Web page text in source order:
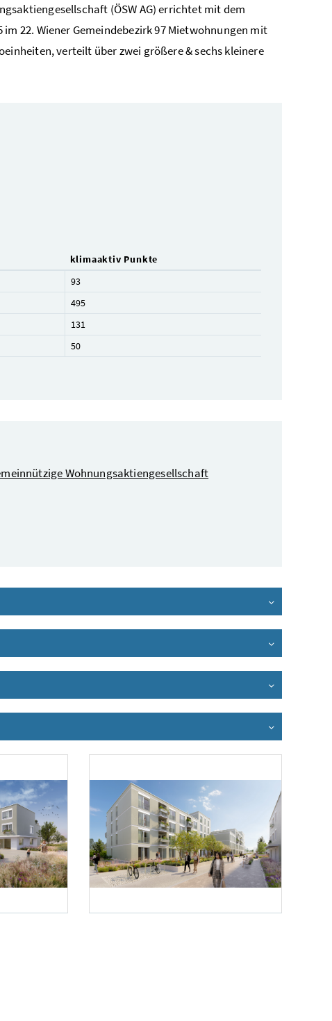
(ÖSW AG) errichtet mit dem
22. Wiener Gemeindebezirk 97 Mietwohnungen mit
verteilt über zwei größere & sechs kleinere
klimaaktiv Punkte
93
495
131
50
Wohnungsaktiengesellschaft